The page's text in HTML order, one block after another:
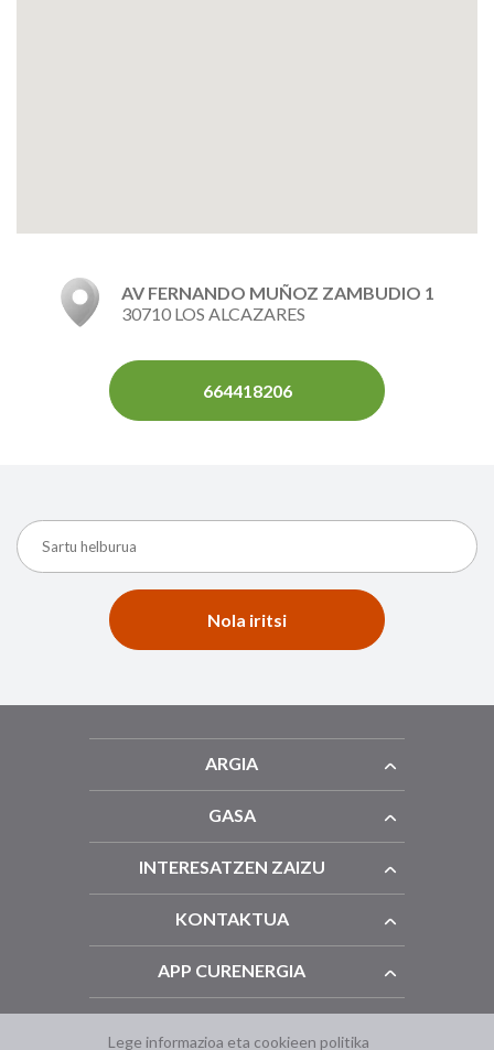
AV FERNANDO MUÑOZ ZAMBUDIO 1
30710 LOS ALCAZARES
664418206
Nola iritsi
ARGIA
GASA
INTERESATZEN ZAIZU
KONTAKTUA
APP CURENERGIA
Lege informazioa eta cookieen politika